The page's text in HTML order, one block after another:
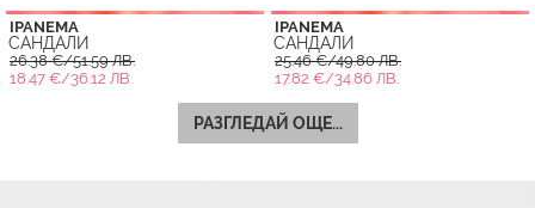
IPANEMA
САНДАЛИ
26.38 €/51.59 ЛВ.
18.47 €/36.12 ЛВ.
IPANEMA
САНДАЛИ
25.46 €/49.80 ЛВ.
17.82 €/34.86 ЛВ.
РАЗГЛЕДАЙ ОЩЕ...